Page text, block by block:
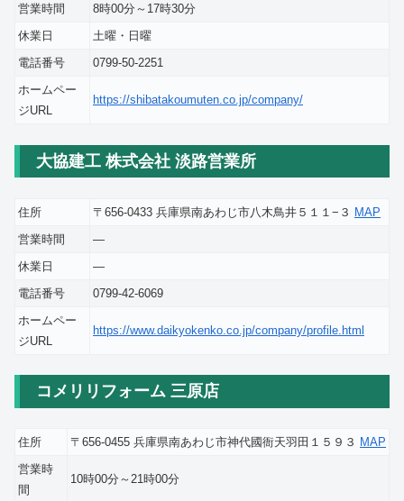
営業時間
8時00分～17時30分
休業日
土曜・日曜
電話番号
0799-50-2251
ホームペー
ジURL
https://shibatakoumuten.co.jp/company/
大協建工 株式会社 淡路営業所
住所 〒656-0433 兵庫県南あわじ市八木鳥井５１１−３ MAP
営業時間
―
休業日
―
電話番号
0799-42-6069
ホームペー
ジURL
https://www.daikyokenko.co.jp/company/profile.html
コメリリフォーム 三原店
住所 〒656-0455 兵庫県南あわじ市神代國衙天羽田１５９３ MAP
営業時
間
10時00分～21時00分